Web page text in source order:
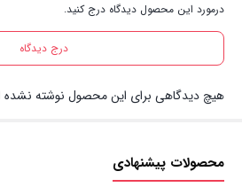
درمورد این محصول دیدگاه درج کنید.
درج دیدگاه
هیچ دیدگاهی برای این محصول نوشته
محصولات پیشنهادی